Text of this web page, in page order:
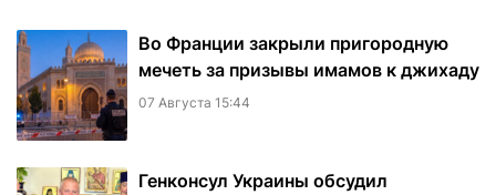
Во Франции закрыли пригородную
мечеть за призывы имамов к джихаду
07 Августа 15:44
Генконсул Украины обсудил